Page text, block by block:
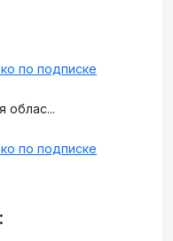
по подписке
облас...
по подписке